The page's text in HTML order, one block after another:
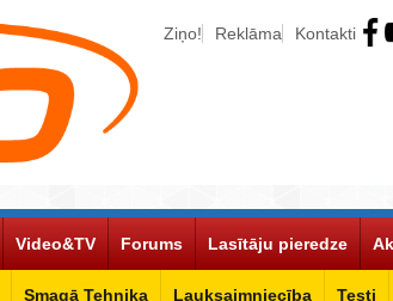
Ziņo! Reklāma Kontakti
Smagā Tehnika Lauksaimniecība Testi
Video&TV Forums Lasītāju pieredze